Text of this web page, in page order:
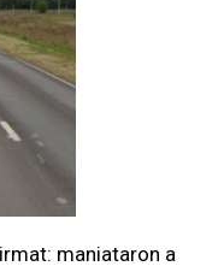
maniataron a